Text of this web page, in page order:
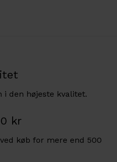
i den højeste kvalitet.
kr
køb for mere end 500